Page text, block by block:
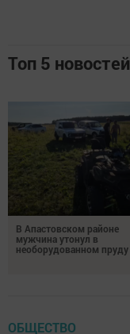
Топ 5 новостей
В Апастовском районе
мужчина утонул в
необорудованном пруду
ОБЩЕСТВО